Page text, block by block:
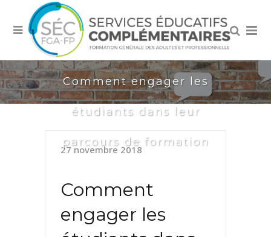
Comment engager les
étudiants dans leur
parcours de formation
27 novembre 2018
Comment
engager les